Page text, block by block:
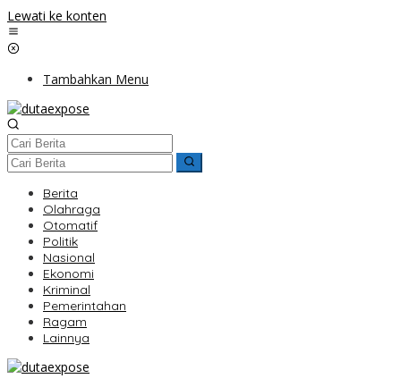
Lewati ke konten
Tambahkan Menu
Berita
Olahraga
Otomatif
Politik
Nasional
Ekonomi
Kriminal
Pemerintahan
Ragam
Lainnya